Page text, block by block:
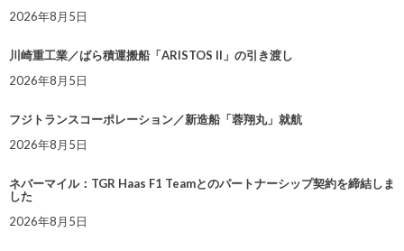
2026年8月5日
川崎重工業／ばら積運搬船「ARISTOS II」の引き渡し
2026年8月5日
フジトランスコーポレーション／新造船「蓉翔丸」就航
2026年8月5日
ネバーマイル：TGR Haas F1 Teamとのパートナーシップ契約を締結しま
した
2026年8月5日